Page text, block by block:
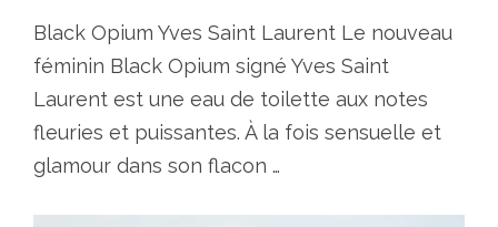
Black Opium Yves Saint Laurent Le nouveau
féminin Black Opium signé Yves Saint
Laurent est une eau de toilette aux notes
fleuries et puissantes. À la fois sensuelle et
glamour dans son flacon …